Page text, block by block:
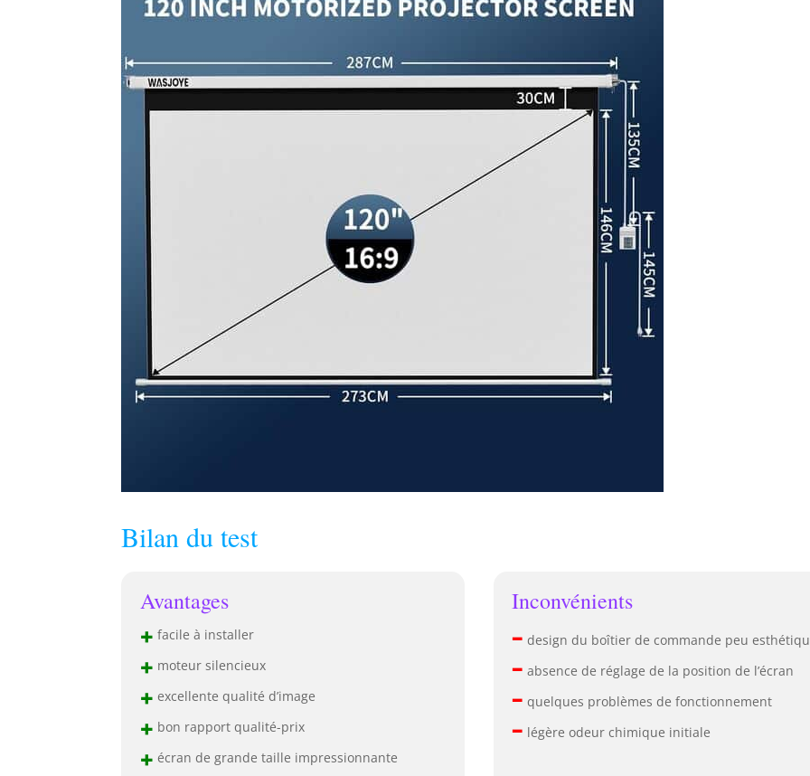
Bilan du test
Avantages
+ facile à installer
+ moteur silencieux
+ excellente qualité d’image
+ bon rapport qualité-prix
+ écran de grande taille impressionnante
Inconvénients
– design du boîtier de commande peu
– absence de réglage de la position de l’écran
– quelques problèmes de fonctionnement
– légère odeur chimique initiale